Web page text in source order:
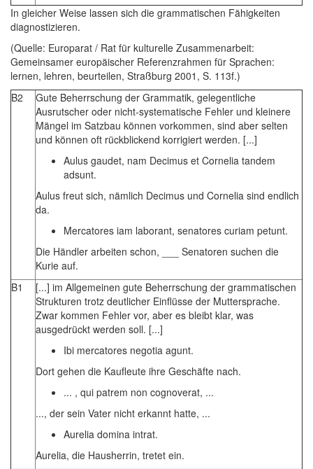
In gleicher Weise lassen sich die grammatischen Fähigkeiten
diagnostizieren.
(Quelle: Europarat / Rat für kulturelle Zusammenarbeit:
Gemeinsamer europäischer Referenzrahmen für Sprachen:
lernen, lehren, beurteilen, Straßburg 2001, S. 113f.)
B2
Gute Beherrschung der Grammatik, gelegentliche
Ausrutscher oder nicht-systematische Fehler und kleinere
Mängel im Satzbau können vorkommen, sind aber selten
und können oft rückblickend korrigiert werden. [...]
Aulus gaudet, nam Decimus et Cornelia tandem
adsunt.
Aulus freut sich, nämlich Decimus und Cornelia sind endlich
da.
Mercatores iam laborant, senatores curiam petunt.
Die Händler arbeiten schon, ___ Senatoren suchen die
Kurie auf.
B1
[...] im Allgemeinen gute Beherrschung der grammatischen
Strukturen trotz deutlicher Einflüsse der Muttersprache.
Zwar kommen Fehler vor, aber es bleibt klar, was
ausgedrückt werden soll. [...]
Ibi mercatores negotia agunt.
Dort gehen die Kaufleute ihre Geschäfte nach.
... , qui patrem non cognoverat, ...
..., der sein Vater nicht erkannt hatte, ...
Aurelia domina intrat.
Aurelia, die Hausherrin, tretet ein.